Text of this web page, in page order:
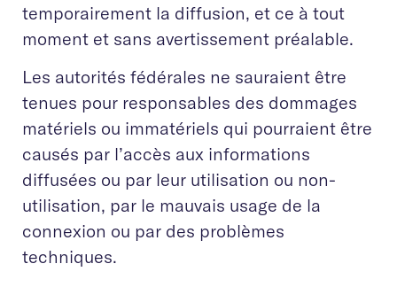
temporairement la diffusion, et ce à tout
moment et sans avertissement préalable.
Les autorités fédérales ne sauraient être
tenues pour responsables des dommages
matériels ou immatériels qui pourraient être
causés par l’accès aux informations
diffusées ou par leur utilisation ou non-
utilisation, par le mauvais usage de la
connexion ou par des problèmes
techniques.